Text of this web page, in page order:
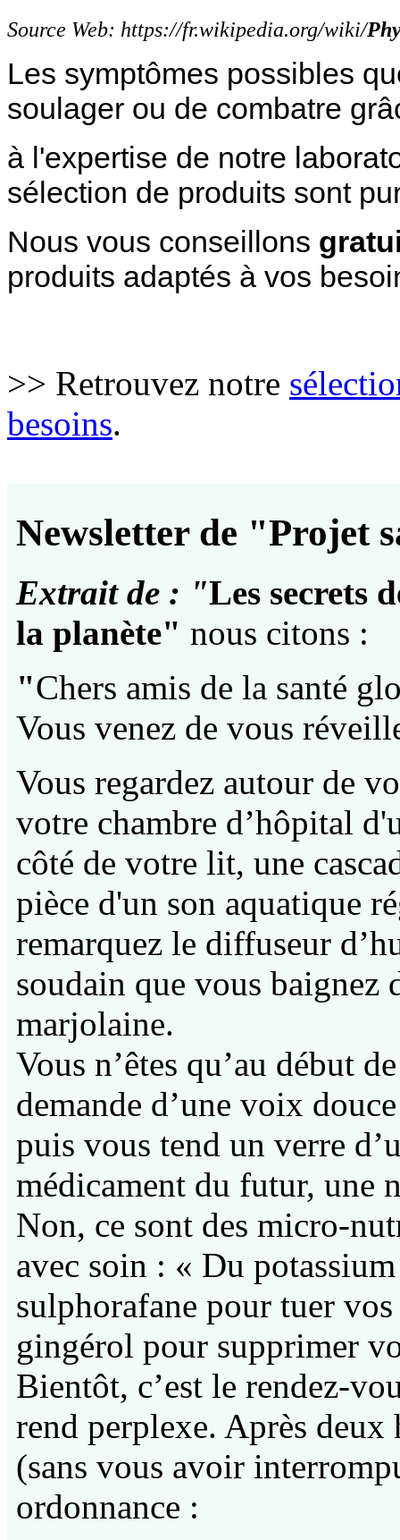
Source Web: https://fr.wikipedia.org/wiki/
Les symptômes possibles
soulager ou de combatre
à l'expertise de notre
sélection de produits sont
Nous vous conseillons
produits adaptés à vos
>> Retrouvez notre
besoins.
Newsletter de "Projet
Extrait de : "Les secrets
la planète" nous citons :
"Chers amis de la santé
Vous venez de vous
Vous regardez autour de
votre chambre d’hôpital
côté de votre lit, une
pièce d'un son aquatique
remarquez le diffuseur
soudain que vous baignez
marjolaine.
Vous n’êtes qu’au début
demande d’une voix
puis vous tend un verre
médicament du futur, une
Non, ce sont des micro-
avec soin : « Du
sulphorafane pour tuer
gingérol pour supprimer
Bientôt, c’est le rendez-
rend perplexe. Après deux
(sans vous avoir
ordonnance :